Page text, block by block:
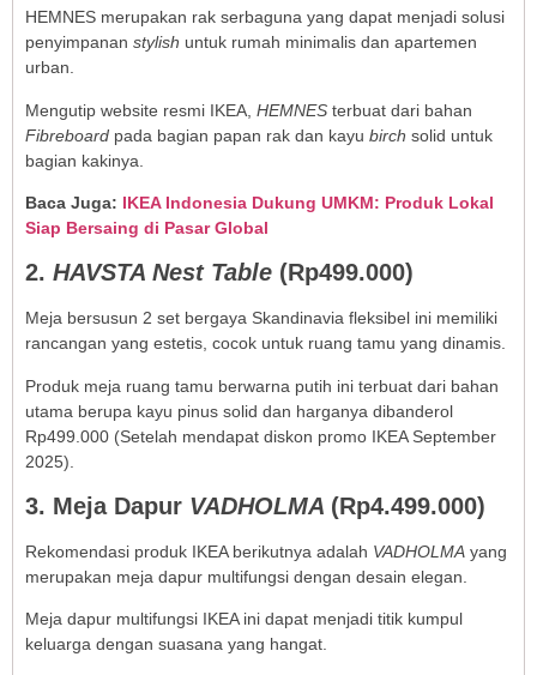
HEMNES merupakan rak serbaguna yang dapat menjadi solusi
penyimpanan stylish untuk rumah minimalis dan apartemen
urban.
Mengutip website resmi IKEA, HEMNES terbuat dari bahan
Fibreboard pada bagian papan rak dan kayu birch solid untuk
bagian kakinya.
Baca Juga: IKEA Indonesia Dukung UMKM: Produk Lokal
Siap Bersaing di Pasar Global
2. HAVSTA Nest Table (Rp499.000)
Meja bersusun 2 set bergaya Skandinavia fleksibel ini memiliki
rancangan yang estetis, cocok untuk ruang tamu yang dinamis.
Produk meja ruang tamu berwarna putih ini terbuat dari bahan
utama berupa kayu pinus solid dan harganya dibanderol
Rp499.000 (Setelah mendapat diskon promo IKEA September
2025).
3. Meja Dapur VADHOLMA (Rp4.499.000)
Rekomendasi produk IKEA berikutnya adalah VADHOLMA yang
merupakan meja dapur multifungsi dengan desain elegan.
Meja dapur multifungsi IKEA ini dapat menjadi titik kumpul
keluarga dengan suasana yang hangat.